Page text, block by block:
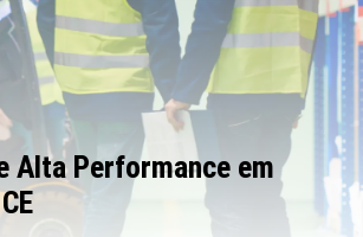
Alta Performance em